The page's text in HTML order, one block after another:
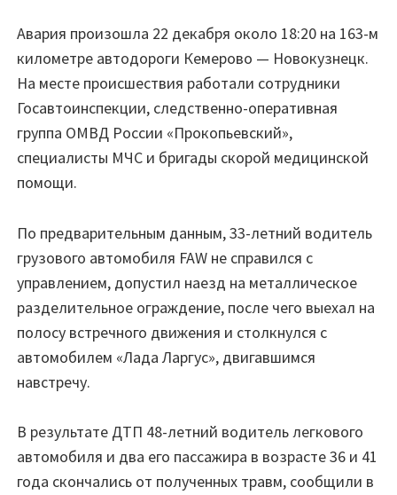
Авария произошла 22 декабря около 18:20 на 163-м
километре автодороги Кемерово — Новокузнецк.
На месте происшествия работали сотрудники
Госавтоинспекции, следственно-оперативная
группа ОМВД России «Прокопьевский»,
специалисты МЧС и бригады скорой медицинской
помощи.
По предварительным данным, 33-летний водитель
грузового автомобиля FAW не справился с
управлением, допустил наезд на металлическое
разделительное ограждение, после чего выехал на
полосу встречного движения и столкнулся с
автомобилем «Лада Ларгус», двигавшимся
навстречу.
В результате ДТП 48-летний водитель легкового
автомобиля и два его пассажира в возрасте 36 и 41
года скончались от полученных травм, сообщили в